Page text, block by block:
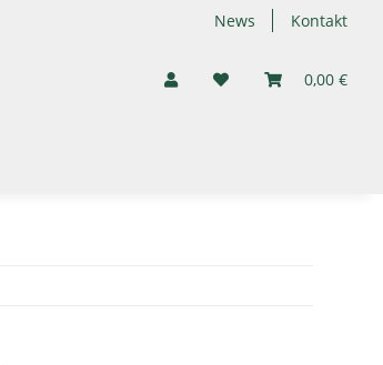
News Kontakt
0,00 €